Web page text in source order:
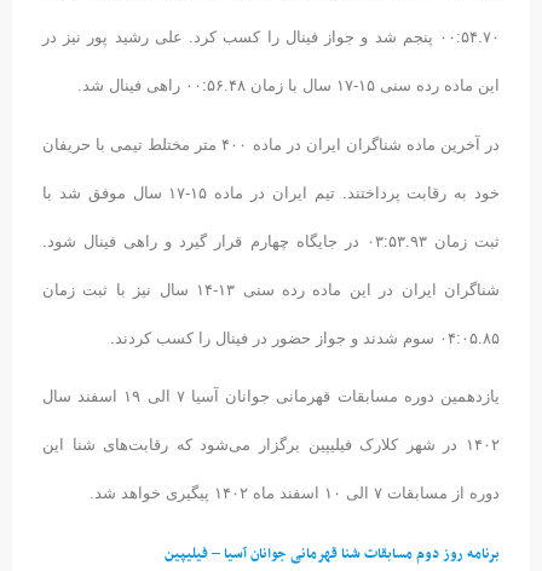
۰۰:۵۴.۷۰ پنجم شد و جواز فینال را کسب کرد. علی رشید پور نیز در
این ماده رده سنی ۱۵-۱۷ سال با زمان ۰۰:۵۶.۴۸ راهی فینال شد.
در آخرین ماده شناگران ایران در ماده ۴۰۰ متر مختلط تیمی با حریفان
خود به رقابت پرداختند. تیم ایران در ماده ۱۵-۱۷ سال موفق شد با
ثبت زمان ۰۳:۵۳.۹۳ در جایگاه چهارم قرار گیرد و راهی فینال شود.
شناگران ایران در این ماده رده سنی ۱۳-۱۴ سال نیز با ثبت زمان
۰۴:۰۵.۸۵ سوم شدند و جواز حضور در فینال را کسب کردند.
یازدهمین دوره مسابقات قهرمانی جوانان آسیا ۷ الی ۱۹ اسفند سال
۱۴۰۲ در شهر کلارک فیلیپین برگزار می‌شود که رقابت‌های شنا این
دوره از مسابقات ۷ الی ۱۰ اسفند ماه ۱۴۰۲ پیگیری خواهد شد.
برنامه روز دوم مسابقات شنا قهرمانی جوانان آسیا – فیلیپین